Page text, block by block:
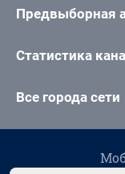
Предвыборная
Статистика
Все города сети